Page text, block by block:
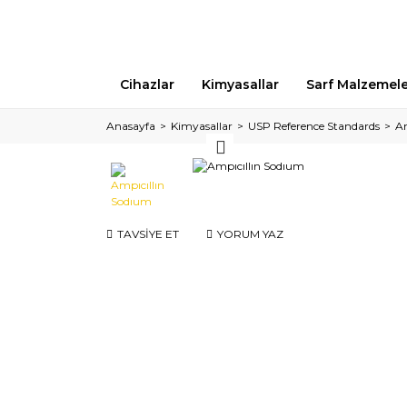
Cihazlar Kimyasallar Sarf
Anasayfa Kimyasallar USP Reference Standards
TAVSİYE ET YORUM YAZ